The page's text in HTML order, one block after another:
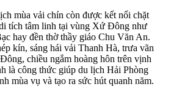
mùa vải chín còn được kết nối chặt
tích tâm linh tại vùng Xứ Đông như
hay đền thờ thầy giáo Chu Văn An.
kín, sáng hái vải Thanh Hà, trưa vãn
chiều ngắm hoàng hôn trên vịnh
là công thức giúp du lịch Hải Phòng
mùa vụ và tạo ra sức hút quanh năm.